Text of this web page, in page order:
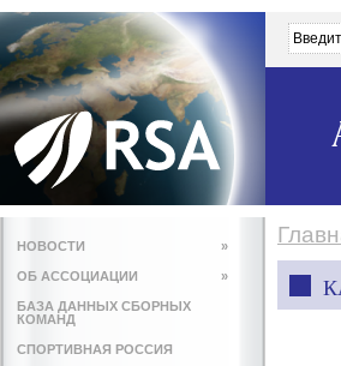
НОВОСТИ »
ОБ АССОЦИАЦИИ »
БАЗА ДАННЫХ СБОРНЫХ
КОМАНД
СПОРТИВНАЯ РОССИЯ